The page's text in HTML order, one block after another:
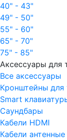
40" - 43"
49" - 50"
55" - 60"
65" - 70"
75" - 85"
Аксессуары для
Все аксессуары
Кронштейны для
Smart
Саундбары
Кабели HDMI
Кабели антенные